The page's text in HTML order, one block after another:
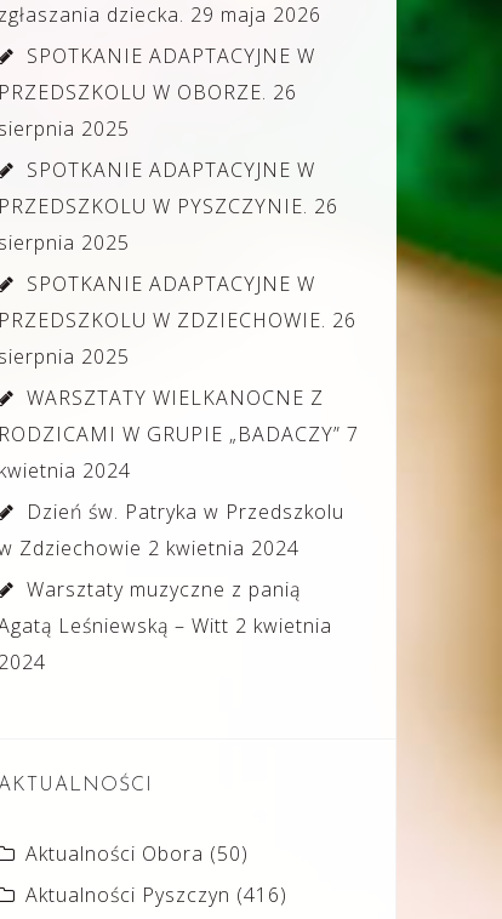
zgłaszania dziecka. 29 maja 2026
SPOTKANIE ADAPTACYJNE W
PRZEDSZKOLU W OBORZE. 26
sierpnia 2025
SPOTKANIE ADAPTACYJNE W
PRZEDSZKOLU W PYSZCZYNIE. 26
sierpnia 2025
SPOTKANIE ADAPTACYJNE W
PRZEDSZKOLU W ZDZIECHOWIE. 26
sierpnia 2025
WARSZTATY WIELKANOCNE Z
RODZICAMI W GRUPIE „BADACZY” 7
kwietnia 2024
Dzień św. Patryka w Przedszkolu
Zdziechowie 2 kwietnia 2024
Warsztaty muzyczne z panią
Leśniewską – Witt 2 kwietnia
2024
AKTUALNOŚCI
Aktualności Obora (50)
Aktualności Pyszczyn (416)